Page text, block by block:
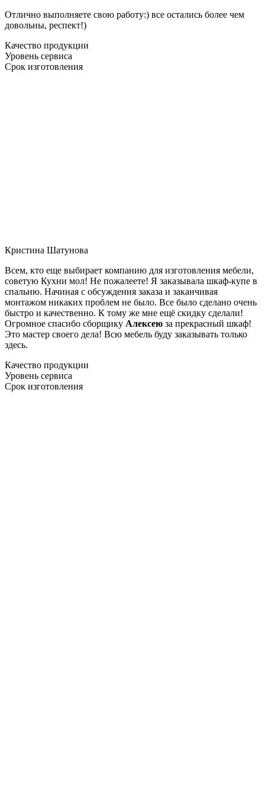
Отлично выполняете свою работу:) все остались более чем
довольны, респект!)
Качество продукции
Уровень сервиса
Срок изготовления
Кристина Шатунова
Всем, кто еще выбирает компанию для изготовления мебели,
советую Кухни мол! Не пожалеете! Я заказывала шкаф-купе в
спальню. Начиная с обсуждения заказа и заканчивая
монтажом никаких проблем не было. Все было сделано очень
быстро и качественно. К тому же мне ещё скидку сделали!
Огромное спасибо сборщику Алексею за прекрасный шкаф!
Это мастер своего дела! Всю мебель буду заказывать только
здесь.
Качество продукции
Уровень сервиса
Срок изготовления